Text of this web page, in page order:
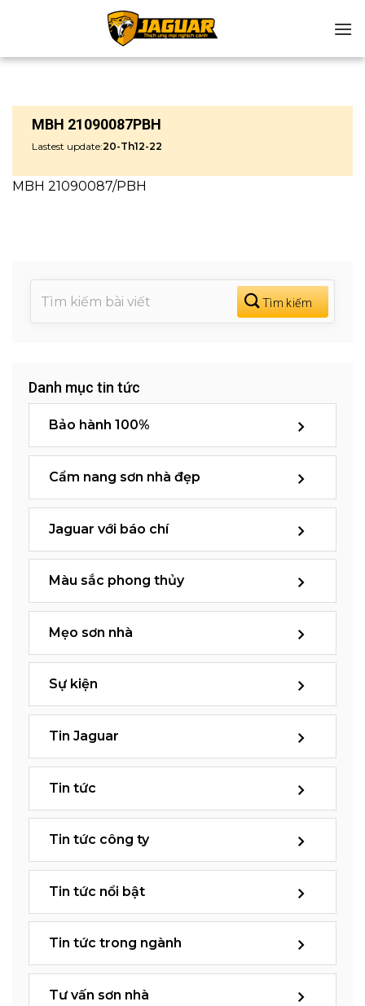
MBH 21090087PBH
Lastest update:20-Th12-22
MBH 21090087/PBH
Danh mục tin tức
Bảo hành 100%
Cẩm nang sơn nhà đẹp
Jaguar với báo chí
Màu sắc phong thủy
Mẹo sơn nhà
Sự kiện
Tin Jaguar
Tin tức
Tin tức công ty
Tin tức nổi bật
Tin tức trong ngành
Tư vấn sơn nhà